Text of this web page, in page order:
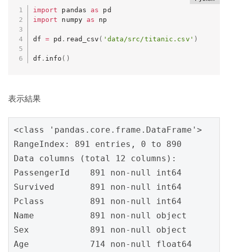
import pandas as
import numpy as np
df = pd . read_csv ( 'data/src/titanic.csv' )
df . info ( )
表示結果
<class 'pandas.core.frame.DataFrame'>
RangeIndex: 891 entries, 0 to 890
Data columns (total 12 columns):
PassengerId    891 non-null int64
Survived       891 non-null int64
Pclass         891 non-null int64
Name           891 non-null object
Sex            891 non-null object
Age            714 non-null float64